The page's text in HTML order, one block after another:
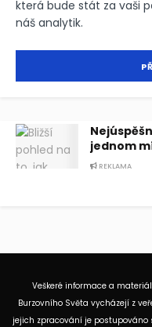
která bude stát za vaši
náš analytik.
jednom
REKLAMA
Veškeré informace a
Burzovního Světa vycházejí z
jejich zpracování je